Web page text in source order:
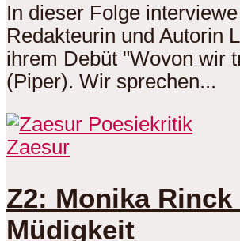
In dieser Folge
Redakteurin und Autorin
ihrem Debüt "Wovon wir
(Piper). Wir sprechen...
Zaesur
Z2: Monika
Müdigkeit